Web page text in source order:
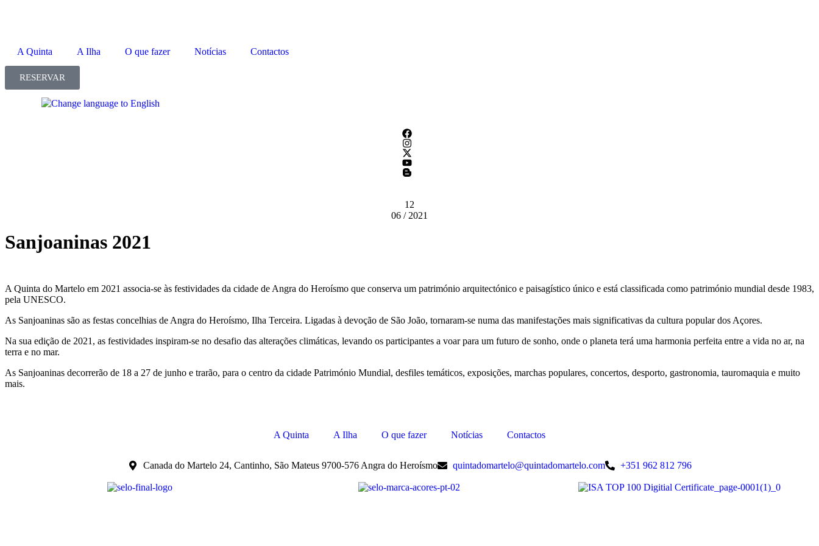
A Quinta A Ilha O que fazer Notícias Contactos
RESERVAR
12
06 / 2021
Sanjoaninas 2021
A Quinta do Martelo em 2021 associa-se às festividades da cidade de Angra do Heroísmo que conserva um património arquitectónico e paisagístico único e está classificada como património mundial desde 1983,
pela UNESCO.
As Sanjoaninas são as festas concelhias de Angra do Heroísmo, Ilha Terceira. Ligadas à devoção de São João, tornaram-se numa das manifestações mais significativas da cultura popular dos Açores.
Na sua edição de 2021, as festividades inspiram-se no desafio das alterações climáticas, levando os participantes a voar para um futuro de sonho, onde o planeta terá uma harmonia perfeita entre a vida no ar, na
terra e no mar.
As Sanjoaninas decorrerão de 18 a 27 de junho e trarão, para o centro da cidade Património Mundial, desfiles temáticos, exposições, marchas populares, concertos, desporto, gastronomia, tauromaquia e muito
mais.
A Quinta A Ilha O que fazer Notícias Contactos
Canada do Martelo 24, Cantinho, São Mateus 9700-576 Angra do Heroísmo quintadomartelo@quintadomartelo.com +351 962 812 796